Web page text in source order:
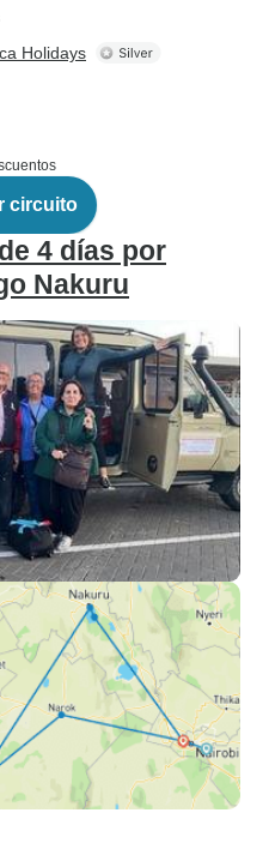
Holidays
circuito
4 días por
Nakuru